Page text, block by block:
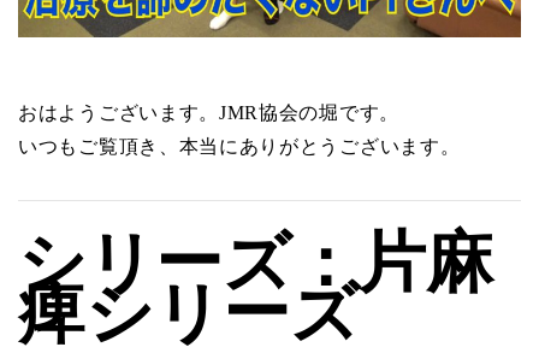
おはようございます。JMR協会の堀です。
いつもご覧頂き、本当にありがとうございます。
シリーズ：片麻
痺シリーズ